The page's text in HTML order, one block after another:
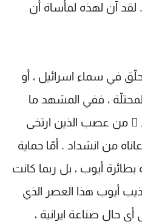
لقد آن لهذه لمأساة أن
في سماء اسرائيل ، أو
، ففي المشهد ما
من عصب الذين ارتخى
من انشداد . أمّا حماية
أيوب ، بل ربما كانت
أيوب هذا العصر الذي
حال صناعة ايرانية ،